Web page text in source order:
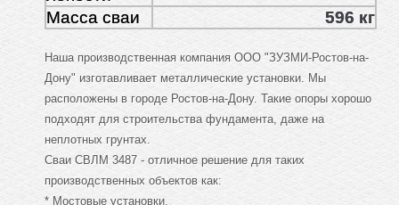
Масса сваи 596 кг
Наша производственная компания ООО "ЗУЗМИ-Ростов-на-
Дону" изготавливает металлические установки. Мы
расположены в городе Ростов-на-Дону. Такие опоры хорошо
подходят для строительства фундамента, даже на
неплотных грунтах.
Сваи СВЛМ 3487 - отличное решение для таких
производственных объектов как:
* Мостовые установки.